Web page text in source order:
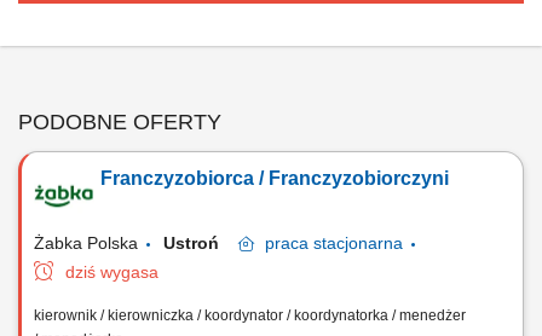
PODOBNE OFERTY
Franczyzobiorca / Franczyzobiorczyni
Żabka Polska Ustroń praca stacjonarna
dziś wygasa
kierownik / kierowniczka / koordynator / koordynatorka / menedżer